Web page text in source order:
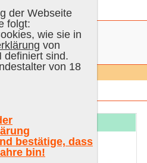
Farbe Inhalt
Alle
Edition
Gin
der Webseite
folgt:
wie sie in
von
definiert sind.
von 18
bestätige, dass
bin!